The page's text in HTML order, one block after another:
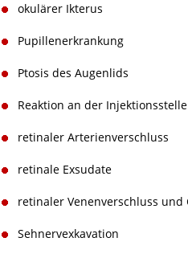
okulärer Ikterus
Pupillenerkrankung
Ptosis des Augenlids
Reaktion an der Injektionsstelle
retinaler Arterienverschluss
retinale Exsudate
retinaler Venenverschluss und
Sehnervexkavation